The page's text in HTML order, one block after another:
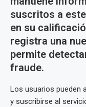
suscritos a
en su
registra una
permite
fraude.
Los usuarios pueden
y suscribirse al